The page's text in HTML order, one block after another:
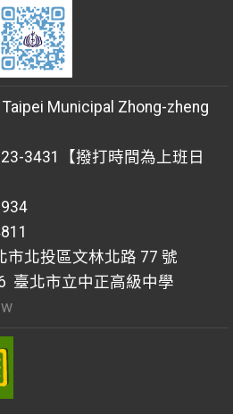
Municipal Zhong-zheng
3431【撥打時間為上班日
市北投區文林北路 77 號
臺北市立中正高級中學